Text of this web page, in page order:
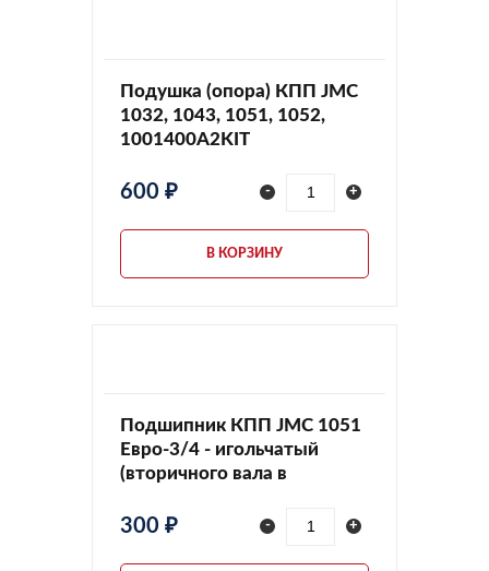
Подушка (опора) КПП JMC
1032, 1043, 1051, 1052,
1001400A2KIT
600 ₽ - +
В КОРЗИНУ
Подшипник КПП JMC 1051
Евро-3/4 - игольчатый
(вторичного вала в
300 ₽ - +